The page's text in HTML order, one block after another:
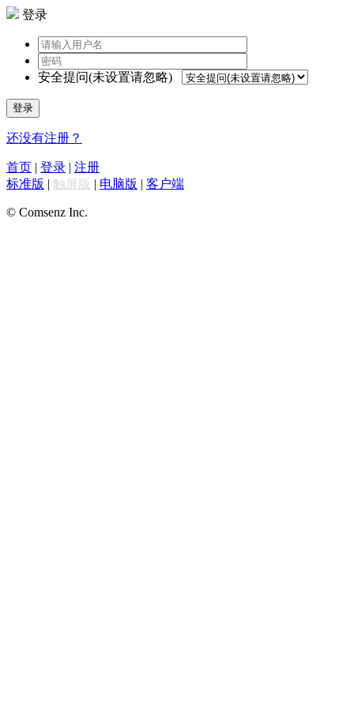
登录
安全提问(未设置请忽略)
登录
还没有注册？
首页 | 登录 | 注册
标准版 | 触屏版 | 电脑版 | 客户端
© Comsenz Inc.